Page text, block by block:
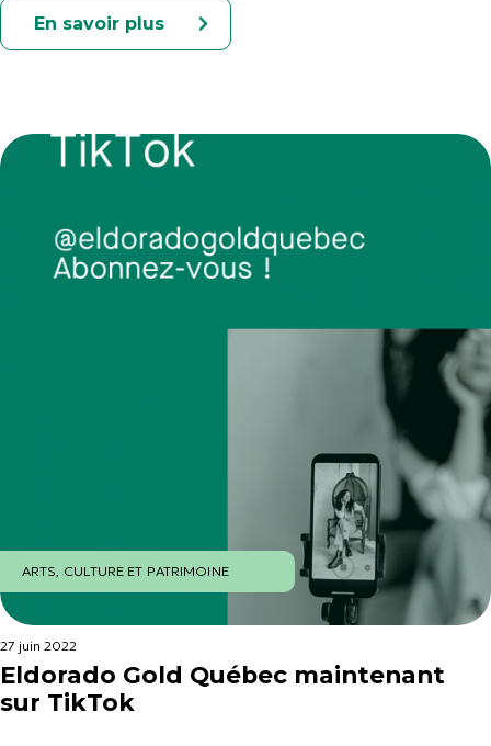
En savoir plus
ARTS, CULTURE ET PATRIMOINE
27 juin 2022
Eldorado Gold Québec maintenant
sur TikTok